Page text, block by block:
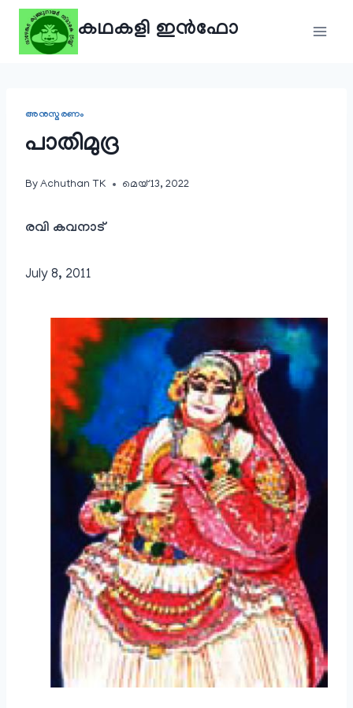
Skip
content
കഥകളി ഇൻഫോ
അനുസ്മരണം
പാതിമുദ്ര
By Achuthan TK മെയ്‌ 13, 2022
രവി കവനാട്
July 8, 2011